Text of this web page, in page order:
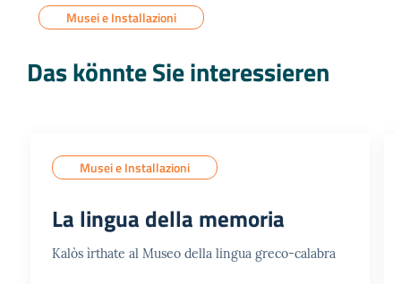
Musei e Installazioni
Das könnte Sie interessieren
Musei e Installazioni
La lingua della memoria
Kalòs ìrthate al Museo della lingua greco-calabra